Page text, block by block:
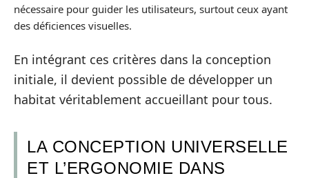
nécessaire pour guider les utilisateurs, surtout ceux ayant
des déficiences visuelles.
En intégrant ces critères dans la conception
initiale, il devient possible de développer un
habitat véritablement accueillant pour tous.
LA CONCEPTION UNIVERSELLE
ET L’ERGONOMIE DANS